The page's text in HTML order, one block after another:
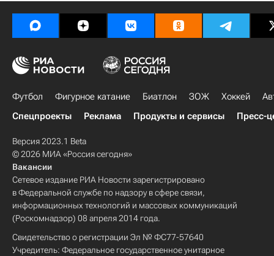
Футбол Фигурное катание Биатлон ЗОЖ Хоккей
Спецпроекты
Реклама Продукты и сервисы Пресс-
Версия 2023.1 Beta
© 2026 МИА «Россия сегодня»
Вакансии
Сетевое издание РИА Новости зарегистрировано
в Федеральной службе по надзору в сфере связи,
информационных технологий и массовых коммуникаций
(Роскомнадзор) 08 апреля 2014 года.
Свидетельство о регистрации Эл № ФС77-57640
Учредитель: Федеральное государственное унитарное